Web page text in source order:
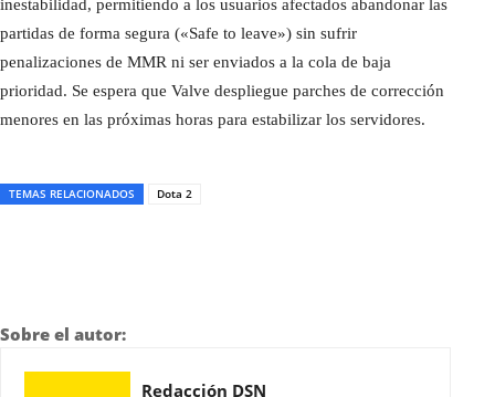
inestabilidad, permitiendo a los usuarios afectados abandonar las
partidas de forma segura («Safe to leave») sin sufrir
penalizaciones de MMR ni ser enviados a la cola de baja
prioridad. Se espera que Valve despliegue parches de corrección
menores en las próximas horas para estabilizar los servidores.
TEMAS RELACIONADOS Dota 2
Sobre el autor:
Redacción DSN